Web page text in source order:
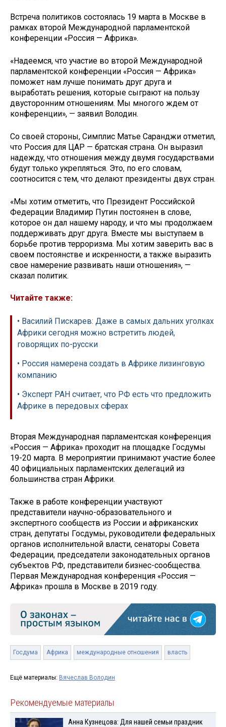
Встреча политиков состоялась 19 марта в Москве в
рамках второй Международной парламентской
конференции «Россия — Африка».
«Надеемся, что участие во второй Международной
парламентской конференции «Россия — Африка»
поможет нам лучше понимать друг друга и
выработать решения, которые сыграют на пользу
двусторонним отношениям. Мы многого ждем от
конференции», — заявил Володин.
Со своей стороны, Симплис Матье Саранджи отметил,
что Россия для ЦАР — братская страна. Он выразил
надежду, что отношения между двумя государствами
будут только укрепляться. Это, по его словам,
соотносится с тем, что делают президенты двух стран.
«Мы хотим отметить, что Президент Российской
Федерации Владимир Путин постоянен в слове,
которое он дал нашему народу, и что мы продолжаем
поддерживать друг друга. Вместе мы выступаем в
борьбе против терроризма. Мы хотим заверить вас в
своем постоянстве и искренности, а также выразить
свое намерение развивать наши отношения», —
сказал политик.
Читайте также:
• Василий Пискарев: Даже в самых дальних уголках
Африки сегодня можно встретить людей,
говорящих по-русски
• Россия намерена создать в Африке лизинговую
компанию
• Эксперт РАН считает, что РФ есть что предложить
Африке в передовых сферах
Вторая Международная парламентская конференция
«Россия — Африка» проходит на площадке Госдумы
19-20 марта. В мероприятии принимают участие более
40 официальных парламентских делегаций из
большинства стран Африки.
Также в работе конференции участвуют
представители научно-образовательного и
экспертного сообществ из России и африканских
стран, депутаты Госдумы, руководители федеральных
органов исполнительной власти, сенаторы Совета
Федерации, председатели законодательных органов
субъектов РФ, представители бизнес-сообщества.
Первая Международная конференция «Россия —
Африка» прошла в Москве в 2019 году.
Госдума Африка международные отношения власть
Ещё материалы: Вячеслав Володин
Рекомендуемые материалы
Анна Кузнецова: Для нашей семьи праздник